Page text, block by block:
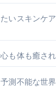
いスキンケ
も体も癒さ
測不能な世